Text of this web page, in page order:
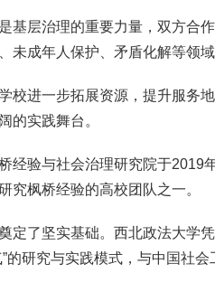
基层治理的重要力量，双方合
未成年人保护、矛盾化解等领
校进一步拓展资源，提升服务
的实践舞台。
经验与社会治理研究院于2019
究枫桥经验的高校团队之一。
定了坚实基础。西北政法大学
的研究与实践模式，与中国社